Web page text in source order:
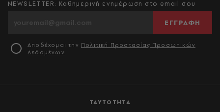
ΤΑΥΤΟΤΗΤΑ
NEWSLETTER: Καθημερινή ενημέρωση στο email σου
ΕΓΓΡΑΦΗ
Αποδέχομαι την Πολιτική Προστασίας Προσωπικών
Δεδομένων